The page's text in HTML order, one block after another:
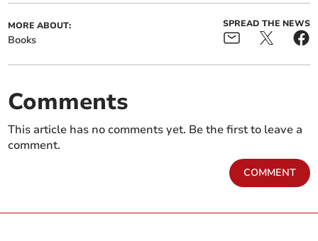
MORE ABOUT:
Books
SPREAD THE NEWS
Comments
This article has no comments yet. Be the first to leave a
comment.
COMMENT